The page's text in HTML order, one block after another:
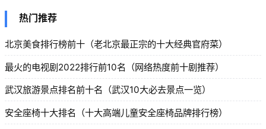
热门推荐
北京美食排行榜前十（老北京最正宗的十大经典官府菜）
最火的电视剧2022排行前10名（网络热度前十剧推荐）
武汉旅游景点排名前十名（武汉10大必去景点一览）
安全座椅十大排名（十大高端儿童安全座椅品牌排行榜）